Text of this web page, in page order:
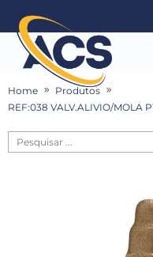
Home
Produtos
REF:038 VALV.ALIVIO/MOLA